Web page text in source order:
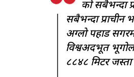
विश्वको सबैभन्दा
सबैभन्दा प्राचीन
अग्लो पहाड
विश्वअदभूत भूगोल
८८४८ मिटर